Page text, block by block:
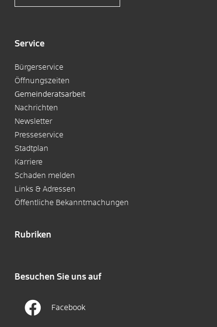
Service
Bürgerservice
Öffnungszeiten
Gemeinderatsarbeit
Nachrichten
Newsletter
Presseservice
Stadtplan
Karriere
Schaden melden
Links & Adressen
Öffentliche Bekanntmachungen
Rubriken
Besuchen Sie uns auf
Facebook